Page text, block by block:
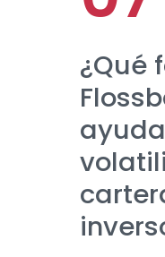
¿Qué